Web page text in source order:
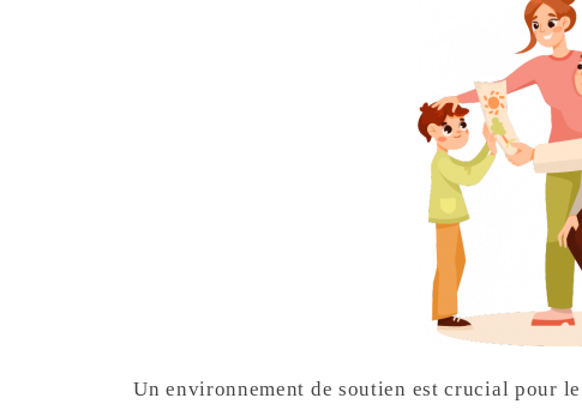
Un environnement de soutien est crucial pour